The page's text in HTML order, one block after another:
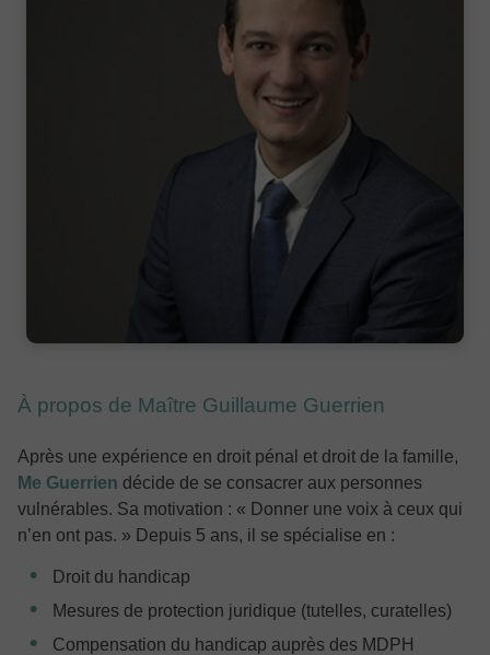
À propos de Maître Guillaume Guerrien
Après une expérience en droit pénal et droit de la famille,
Me Guerrien décide de se consacrer aux personnes
vulnérables. Sa motivation : « Donner une voix à ceux qui
n’en ont pas. » Depuis 5 ans, il se spécialise en :
Droit du handicap
Mesures de protection juridique (tutelles, curatelles)
Compensation du handicap auprès des MDPH